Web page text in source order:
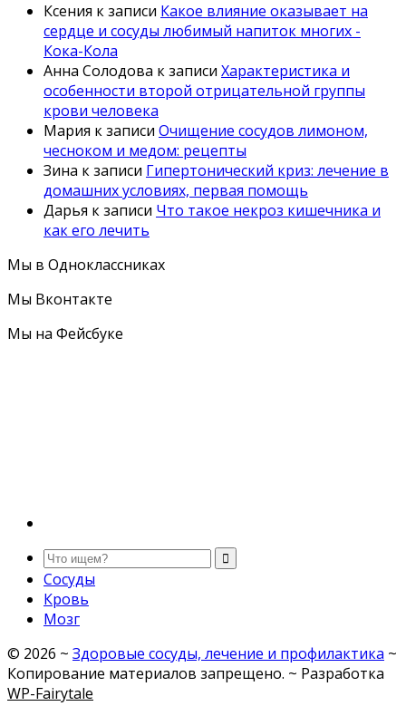
Ксения к записи Какое влияние оказывает на
сердце и сосуды любимый напиток многих -
Кока-Кола
Анна Солодова к записи Характеристика и
особенности второй отрицательной группы
крови человека
Мария к записи Очищение сосудов лимоном,
чесноком и медом: рецепты
Зина к записи Гипертонический криз: лечение в
домашних условиях, первая помощь
Дарья к записи Что такое некроз кишечника и
как его лечить
Мы в Одноклассниках
Мы Вконтакте
Мы на Фейсбуке
Сосуды
Кровь
Мозг
© 2026 ~ Здоровые сосуды, лечение и профилактика ~
Копирование материалов запрещено. ~ Разработка
WP-Fairytale